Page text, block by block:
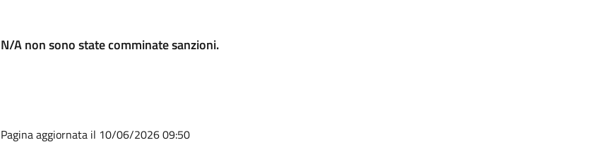
N/A non sono state comminate sanzioni.
Pagina aggiornata il 10/06/2026 09:50